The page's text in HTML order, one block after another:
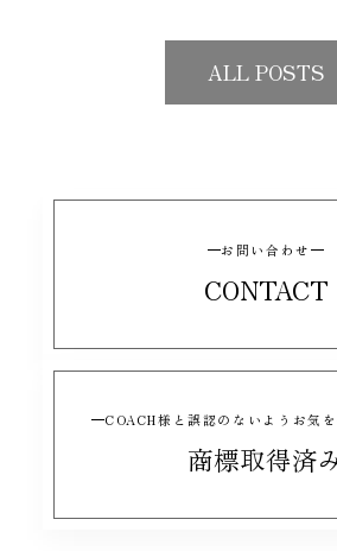
ALL POSTS
お問い合わせ
CONTACT
COACH様と誤認のないようお気
商標取得済